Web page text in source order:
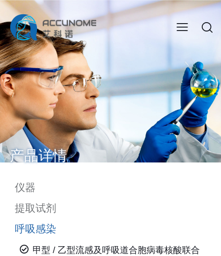
产品详情
仪器
提取试剂
呼吸感染
甲型 / 乙型流感及呼吸道合胞病毒核酸联合